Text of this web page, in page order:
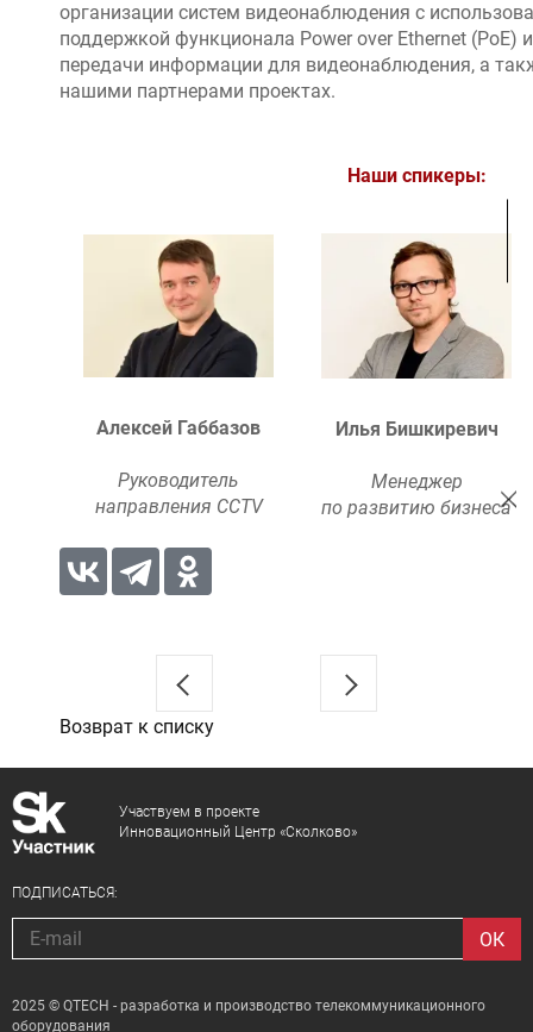
организации систем видеонаблюдения с
поддержкой функционала Power over Ethernet (PoE)
передачи информации для видеонаблюдения, а
нашими партнерами проектах.
Наши спикеры:
Алексей Габбазов
Руководитель
направления CCTV
Илья Бишкиревич
Менеджер
по развитию бизнеса
Возврат к списку
Участвуем в проекте
Инновационный Центр «Сколково»
ПОДПИСАТЬСЯ:
2025 © QTECH - разработка и производство телекоммуникационного
оборудования